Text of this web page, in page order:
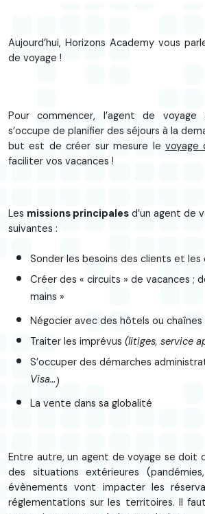
Aujourd’hui, Horizons Academy vous
de voyage !
Pour commencer, l’agent de
s’occupe de planifier des séjours à la
but est de créer sur mesure le voyage
faciliter vos vacances !
Les missions principales d’un agent de
suivantes :
Sonder les besoins des clients et les
Créer des « circuits » de vacances ;
mains »
Négocier avec des hôtels ou
Traiter les imprévus (litiges, service
S’occuper des démarches
Visa…)
La vente dans sa globalité
Entre autre, un agent de voyage se doit
des situations extérieures
évènements vont impacter les
réglementations sur les territoires. Il